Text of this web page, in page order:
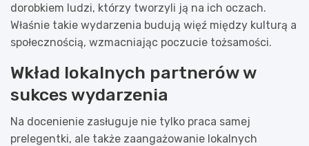
dorobkiem ludzi, którzy tworzyli ją na ich oczach.
Właśnie takie wydarzenia budują więź między kulturą a
społecznością, wzmacniając poczucie tożsamości.
Wkład lokalnych partnerów w
sukces wydarzenia
Na docenienie zasługuje nie tylko praca samej
prelegentki, ale także zaangażowanie lokalnych